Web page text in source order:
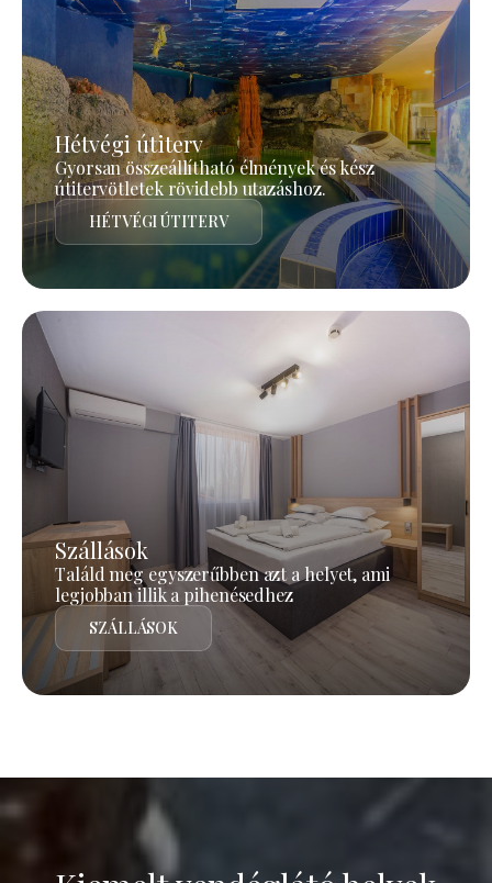
Hétvégi útiterv
Gyorsan összeállítható élmények és kész
útitervötletek rövidebb utazáshoz.
HÉTVÉGI ÚTITERV
Szállások
Találd meg egyszerűbben azt a helyet, ami
legjobban illik a pihenésedhez
SZÁLLÁSOK